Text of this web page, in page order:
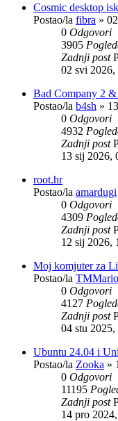
Cosmic desktop
Postao/la fibra »
0 Odgovori
3905
Zadnji post
02 svi 2026,
Bad Company 2
Postao/la b4sh »
0 Odgovori
4932
Zadnji post
13 sij 2026,
root.hr
Postao/la amardugi
0 Odgovori
4309
Zadnji post
12 sij 2026,
Moj komjuter za
Postao/la TMMario
0 Odgovori
4127
Zadnji post
04 stu 2025,
Ubuntu 24.04 i
Postao/la Zooka »
0 Odgovori
11195
Zadnji post
14 pro